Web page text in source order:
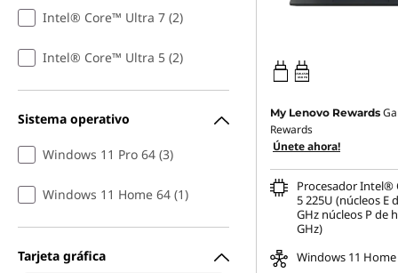
Intel® Core™ Ultra 7 (2)
Intel® Core™ Ultra 5 (2)
Sistema operativo
Windows 11 Pro 64 (3)
Windows 11 Home 64 (1)
Tarjeta gráfica
65W-65W
USB PD
My Lenovo Rewards
Rewards
Únete ahora!
Procesador Intel®
5 225U (núcleos E
GHz núcleos P de
GHz)
Windows 11 Home